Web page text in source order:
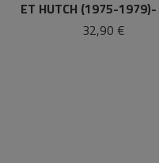
ET HUTCH (1975-
32,90 €